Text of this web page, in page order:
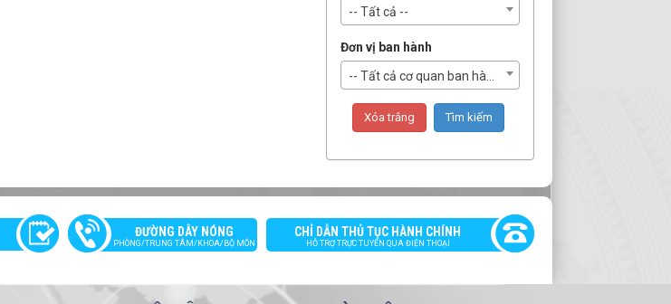
-- Tất cả --
Đơn vị ban hành
-- Tất cả cơ quan ban hành --
ĐƯỜNG DÂY NÓNG
PHÒNG/TRUNG TÂM/KHOA/BỘ MÔN
CHỈ DẪN THỦ TỤC HÀNH CHÍNH
HỖ TRỢ TRỰC TUYẾN QUA ĐIỆN THOẠI